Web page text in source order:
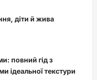
діти й жива
повний гід з
ідеальної текстури